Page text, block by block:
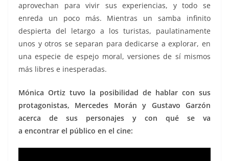
aprovechan para vivir sus experiencias, y todo se
enreda un poco más. Mientras un samba infinito
despierta del letargo a los turistas, paulatinamente
unos y otros se separan para dedicarse a explorar, en
una especie de espejo moral, versiones de sí mismos
más libres e inesperadas.
Mónica Ortiz tuvo la posibilidad de hablar con sus
protagonistas, Mercedes Morán y Gustavo Garzón
acerca de sus personajes y con qué se va
a encontrar el público en el cine: